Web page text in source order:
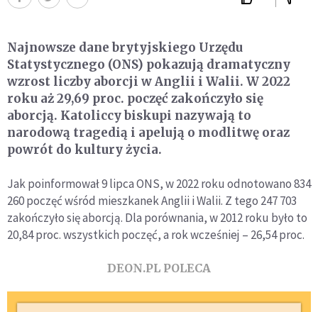
Najnowsze dane brytyjskiego Urzędu
Statystycznego (ONS) pokazują dramatyczny
wzrost liczby aborcji w Anglii i Walii. W 2022
roku aż 29,69 proc. poczęć zakończyło się
aborcją. Katoliccy biskupi nazywają to
narodową tragedią i apelują o modlitwę oraz
powrót do kultury życia.
Jak poinformował 9 lipca ONS, w 2022 roku odnotowano 834
260 poczęć wśród mieszkanek Anglii i Walii. Z tego 247 703
zakończyło się aborcją. Dla porównania, w 2012 roku było to
20,84 proc. wszystkich poczęć, a rok wcześniej – 26,54 proc.
DEON.PL POLECA